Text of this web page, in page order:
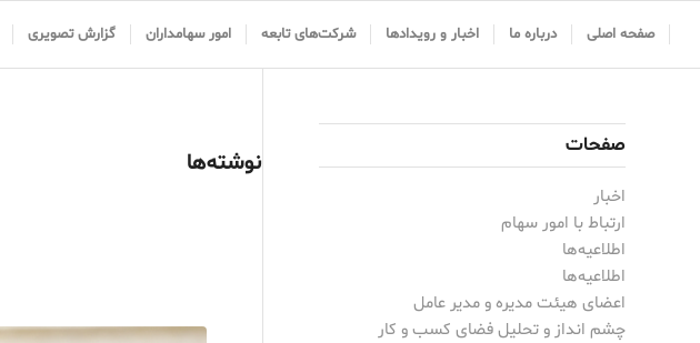
صفحه اصلی درباره ما اخبار و رویدادها شرکت‌های تابعه امور سهامداران گزارش تصویری
نوشته‌ها
صفحات
اخبار
ارتباط با امور سهام
اطلاعیه‌ها
اطلاعیه‌ها
اعضای هیئت مدیره و مدیر عامل
چشم انداز و تحلیل فضای کسب و کار